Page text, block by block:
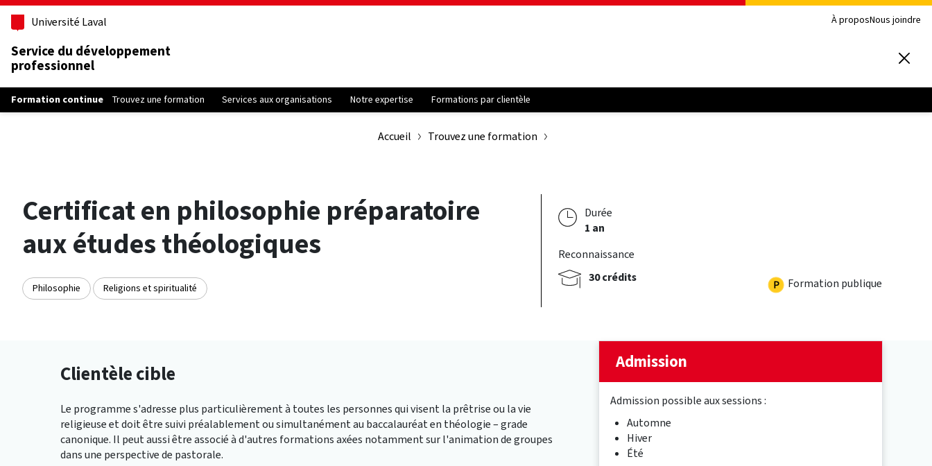
Aller au contenu principal
Université Laval
À proposNous joindre
Service du développement
professionnel
Formation continue Trouvez une formation Services aux organisations Notre expertise Formations par clientèle
Accueil Trouvez une formation
Certificat en philosophie préparatoire
aux études théologiques
Philosophie Religions et spiritualité
Durée
1 an
Reconnaissance
30 crédits
Formation publique
Clientèle cible
Le programme s'adresse plus particulièrement à toutes les personnes qui visent la prêtrise ou la vie
religieuse et doit être suivi préalablement ou simultanément au baccalauréat en théologie – grade
canonique. Il peut aussi être associé à d'autres formations axées notamment sur l'animation de groupes
dans une perspective de pastorale.
Admission
Admission possible aux sessions :
Automne
Hiver
Été